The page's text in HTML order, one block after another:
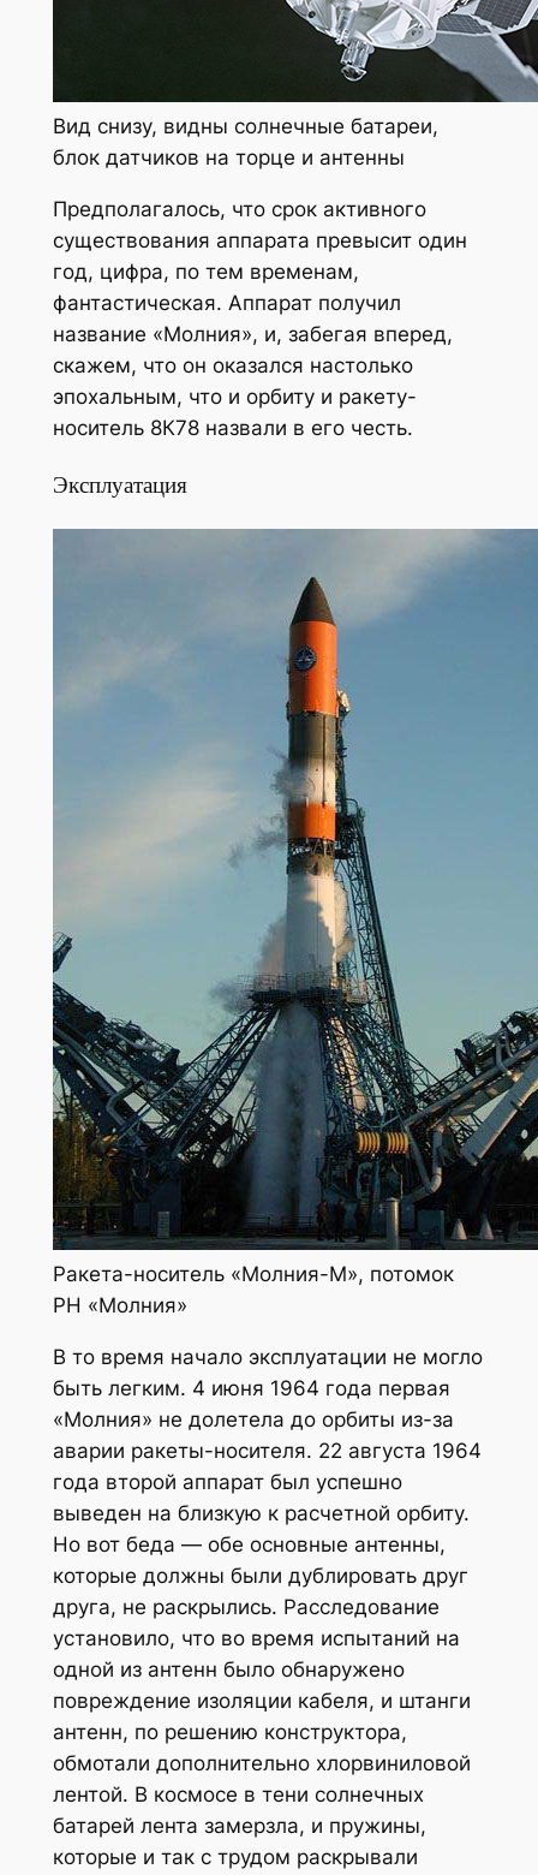
Вид снизу, видны солнечные батареи,
блок датчиков на торце и антенны
Предполагалось, что срок активного
существования аппарата превысит один
год, цифра, по тем временам,
фантастическая. Аппарат получил
название «Молния», и, забегая вперед,
скажем, что он оказался настолько
эпохальным, что и орбиту и ракету-
носитель 8К78 назвали в его честь.
Эксплуатация
Ракета-носитель «Молния-М», потомок
РН «Молния»
В то время начало эксплуатации не могло
быть легким. 4 июня 1964 года первая
«Молния» не долетела до орбиты из-за
аварии ракеты-носителя. 22 августа 1964
года второй аппарат был успешно
выведен на близкую к расчетной орбиту.
Но вот беда — обе основные антенны,
которые должны были дублировать друг
друга, не раскрылись. Расследование
установило, что во время испытаний на
одной из антенн было обнаружено
повреждение изоляции кабеля, и штанги
антенн, по решению конструктора,
обмотали дополнительно хлорвиниловой
лентой. В космосе в тени солнечных
батарей лента замерзла, и пружины,
которые и так с трудом раскрывали